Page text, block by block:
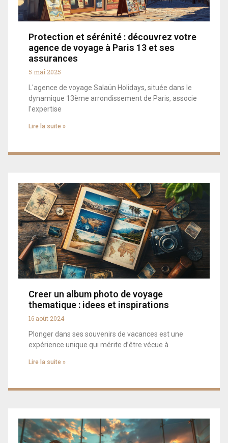
Protection et sérénité : découvrez votre
agence de voyage à Paris 13 et ses
assurances
5 mai 2025
L'agence de voyage Salaün Holidays, située dans le
dynamique 13ème arrondissement de Paris, associe
l'expertise
Lire la suite »
Creer un album photo de voyage
thematique : idees et inspirations
16 août 2024
Plonger dans ses souvenirs de vacances est une
expérience unique qui mérite d’être vécue à
Lire la suite »